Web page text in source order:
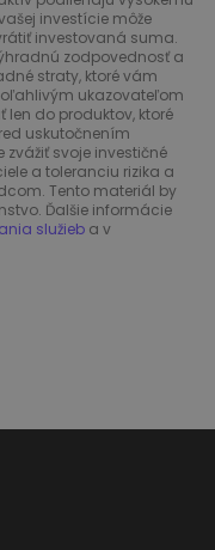
investície môže
investovaná suma.
zodpovednosť a
straty, ktoré vám
ukazovateľom
len do produktov, ktoré
uskutočnením
svoje investičné
a toleranciu rizika a
Tento materiál by
Ďalšie informácie
služieb a v